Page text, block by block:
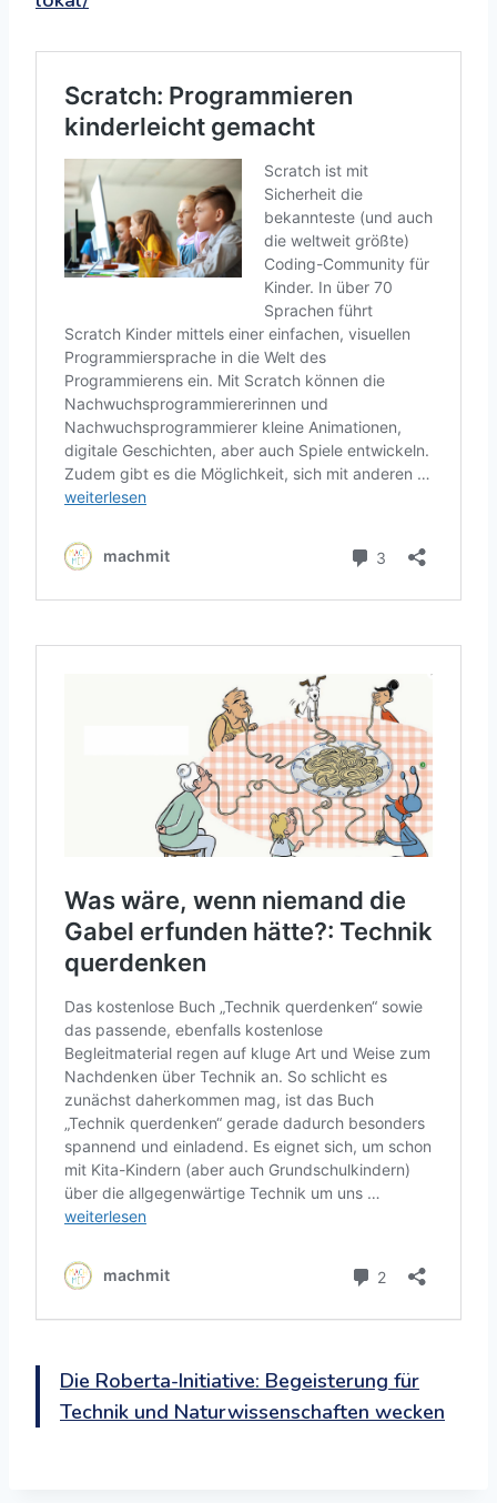
Die Roberta-Initiative: Begeisterung für
Technik und Naturwissenschaften wecken